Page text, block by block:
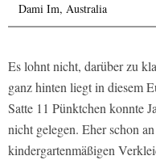
Dami Im, Australia
Es lohnt nicht, darüber zu
ganz hinten liegt in diesem
Satte 11 Pünktchen konnte
nicht gelegen. Eher schon
kindergartenmäßigen